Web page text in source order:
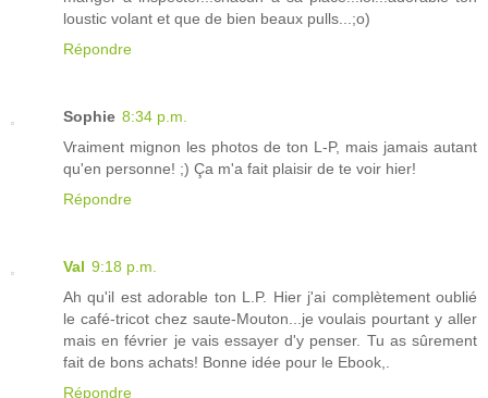
loustic volant et que de bien beaux pulls...;o)
Répondre
Sophie 8:34 p.m.
Vraiment mignon les photos de ton L-P, mais jamais autant
qu'en personne! ;) Ça m'a fait plaisir de te voir hier!
Répondre
Val 9:18 p.m.
Ah qu'il est adorable ton L.P. Hier j'ai complètement oublié
le café-tricot chez saute-Mouton...je voulais pourtant y aller
mais en février je vais essayer d'y penser. Tu as sûrement
fait de bons achats! Bonne idée pour le Ebook,.
Répondre